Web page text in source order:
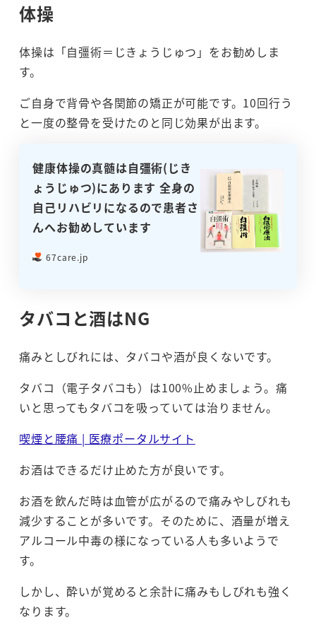
体操
体操は「自彊術＝じきょうじゅつ」をお勧めしま
す。
ご自身で背骨や各関節の矯正が可能です。10回行う
と一度の整骨を受けたのと同じ効果が出ます。
健康体操の真髄は自彊術(じき
ょうじゅつ)にあります 全身の
自己リハビリになるので患者さ
んへお勧めしています
67care.jp
タバコと酒はNG
痛みとしびれには、タバコや酒が良くないです。
タバコ（電子タバコも）は100%止めましょう。痛
いと思ってもタバコを吸っていては治りません。
喫煙と腰痛 | 医療ポータルサイト
お酒はできるだけ止めた方が良いです。
お酒を飲んだ時は血管が広がるので痛みやしびれも
減少することが多いです。そのために、酒量が増え
アルコール中毒の様になっている人も多いようで
す。
しかし、酔いが覚めると余計に痛みもしびれも強く
なります。